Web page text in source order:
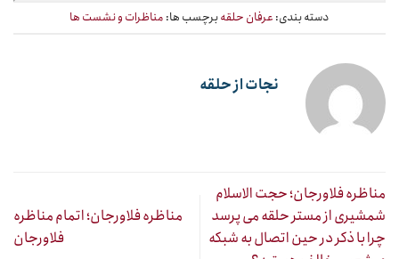
استناد به فیلم تلویزیونی در مناظره
دسته بندی: عرفان حلقهبرچسب ها: مناظرات و نشست ها
نجات از حلقه
مناظره فلاورجان؛ حجت الاسلام
شمشیری از مستر حلقه می پرسد
چرا با ذکر در حین اتصال به شبکه
مناظره فلاورجان؛ اتمام مناظره
فلاورجان